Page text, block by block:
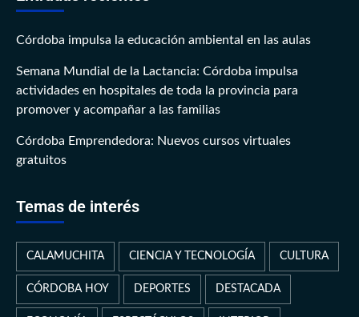
Córdoba impulsa la educación ambiental en las aulas
Semana Mundial de la Lactancia: Córdoba impulsa
actividades en hospitales de toda la provincia para
promover y acompañar a las familias
Córdoba Emprendedora: Nuevos cursos virtuales
gratuitos
Temas de interés
CALAMUCHITA CIENCIA Y TECNOLOGÍA CULTURA
CÓRDOBA HOY DEPORTES DESTACADA